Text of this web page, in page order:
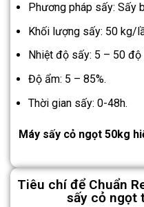
Phương pháp sấy: Sấy
Khối lượng sấy: 50 kg/
Nhiệt độ sấy: 5 – 50 độ
Độ ẩm: 5 – 85%.
Thời gian sấy: 0-48h.
Máy sấy cỏ ngọt 50kg
Tiêu chí để Chuẩn
sấy cỏ ngọt